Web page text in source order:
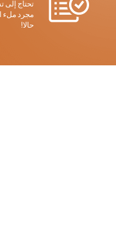
تحتاج إلى
مجرد ملء
حالا!